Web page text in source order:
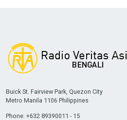
Buick St. Fairview Park, Quezon City
Metro Manila 1106 Philippines
Phone: +632 89390011 - 15